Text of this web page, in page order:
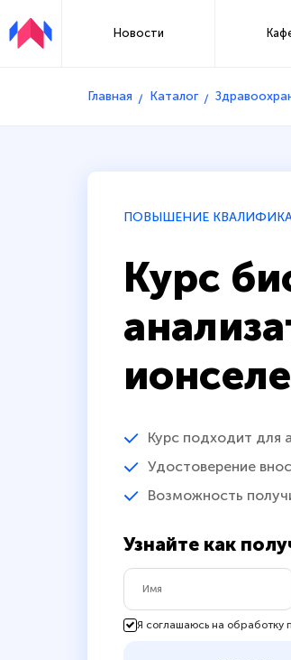
Новости
Главная Каталог
ПОВЫШЕНИЕ
Курс
Курс подходит для
Удостоверение
Возможность
Узнайте как
Я соглашаюсь на обработку